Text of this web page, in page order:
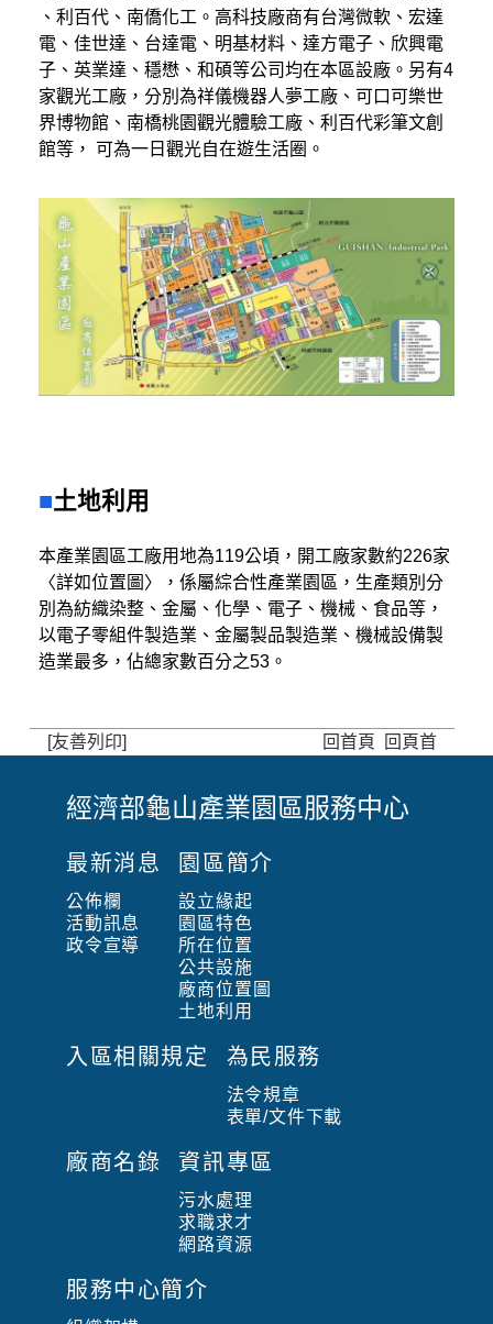
、利百代、南僑化工。高科技廠商有台灣微軟、宏達
電、佳世達、台達電、明基材料、達方電子、欣興電
子、英業達、穩懋、和碩等公司均在本區設廠。另有4
家觀光工廠，分別為祥儀機器人夢工廠、可口可樂世
界博物館、南橋桃園觀光體驗工廠、利百代彩筆文創
館等， 可為一日觀光自在遊生活圈。
土地利用
本產業園區工廠用地為119公頃，開工廠家數約226家
〈詳如位置圖〉，係屬綜合性產業園區，生產類別分
別為紡織染整、金屬、化學、電子、機械、食品等，
以電子零組件製造業、金屬製品製造業、機械設備製
造業最多，佔總家數百分之53。
[友善列印] 回首頁 回頁首
:
:
經濟部龜山產業園區服務中心
最新消息
公佈欄
活動訊息
政令宣導
園區簡介
設立緣起
園區特色
所在位置
公共設施
廠商位置圖
土地利用
入區相關規定 為民服務
法令規章
表單/文件下載
廠商名錄 資訊專區
污水處理
求職求才
網路資源
服務中心簡介